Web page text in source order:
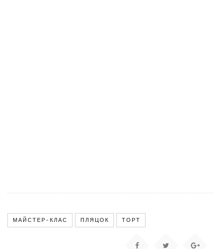
МАЙСТЕР-КЛАС ПЛЯЦОК ТОРТ